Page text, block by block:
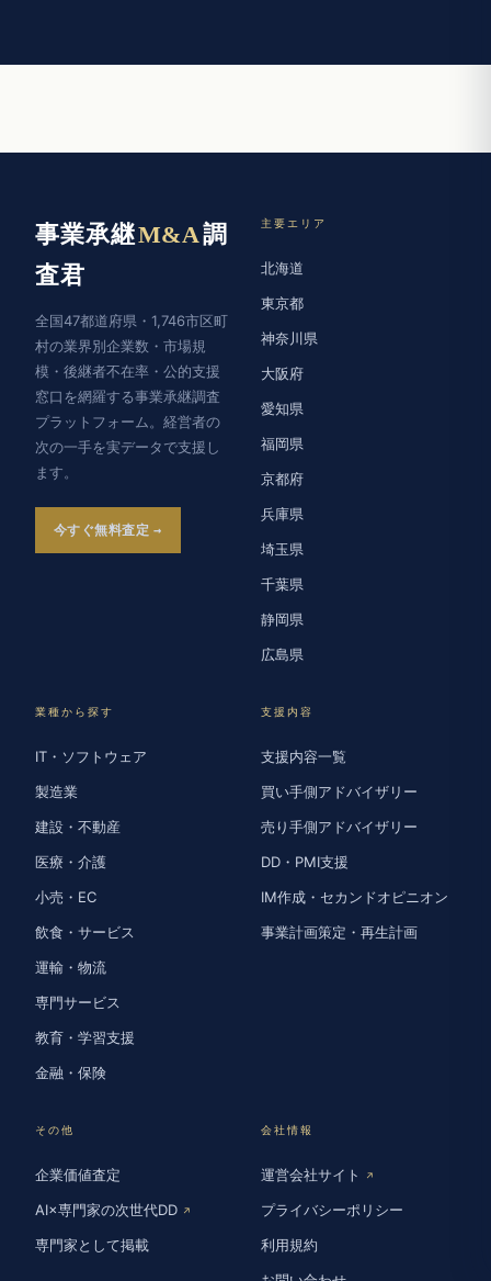
事業承継M&A調
査君
全国47都道府県・1,746市区町
村の業界別企業数・市場規
模・後継者不在率・公的支援
窓口を網羅する事業承継調査
プラットフォーム。経営者の
次の一手を実データで支援し
ます。
今すぐ無料査定
主要エリア
北海道
東京都
神奈川県
大阪府
愛知県
福岡県
京都府
兵庫県
埼玉県
千葉県
静岡県
広島県
業種から探す
IT・ソフトウェア
製造業
建設・不動産
医療・介護
小売・EC
飲食・サービス
運輸・物流
専門サービス
教育・学習支援
金融・保険
支援内容
支援内容一覧
買い手側アドバイザリー
売り手側アドバイザリー
DD・PMI支援
IM作成・セカンドオピニオン
事業計画策定・再生計画
その他
企業価値査定
AI×専門家の次世代DD ↗
専門家として掲載
会社情報
運営会社サイト ↗
プライバシーポリシー
利用規約